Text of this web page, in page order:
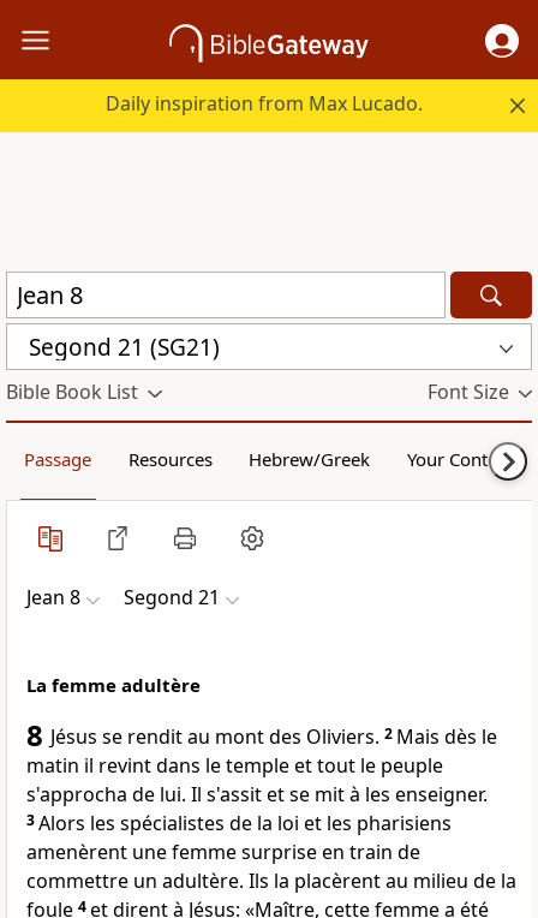
Daily inspiration from Max Lucado.
Segond 21 (SG21)
Bible Book List Font Size
Passage Resources Hebrew/Greek Your Content
Jean 8 Segond 21
La femme adultère
8 Jésus se rendit au mont des Oliviers. 2 Mais dès le
matin il revint dans le temple et tout le peuple
s'approcha de lui. Il s'assit et se mit à les enseigner.
3Alors les spécialistes de la loi et les pharisiens
amenèrent une femme surprise en train de
commettre un adultère. Ils la placèrent au milieu de la
foule 4et dirent à Jésus: «Maître, cette femme a été